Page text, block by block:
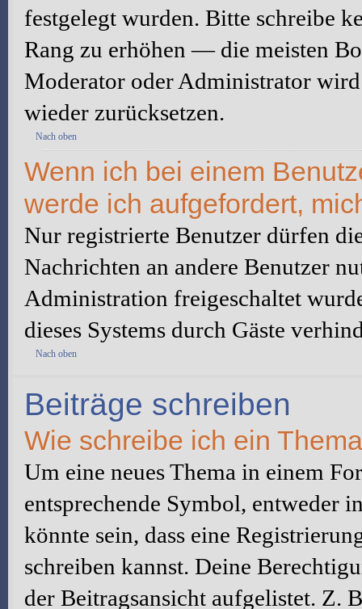
festgelegt wurden. Bitte schreibe
Rang zu erhöhen — die meisten
Moderator oder Administrator
wieder zurücksetzen.
Nach oben
Wenn ich bei einem
werde ich aufgefordert,
Nur registrierte Benutzer dürfen
Nachrichten an andere Benutzer
Administration freigeschaltet
dieses Systems durch Gäste
Nach oben
Beiträge schreiben
Wie schreibe ich ein
Um eine neues Thema in einem
entsprechende Symbol, entweder
könnte sein, dass eine
schreiben kannst. Deine
der Beitragsansicht aufgelistet. Z.